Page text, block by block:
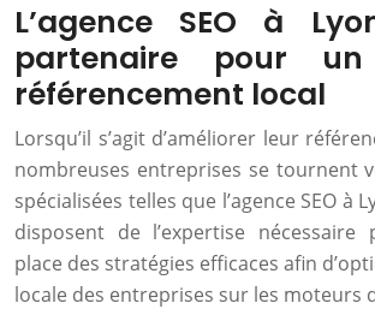
L’agence SEO à
partenaire pour un
référencement local
Lorsqu’il s’agit d’améliorer leur
nombreuses entreprises se tournent
spécialisées telles que l’agence SEO à
disposent de l’expertise
place des stratégies efficaces afin
locale des entreprises sur les moteurs